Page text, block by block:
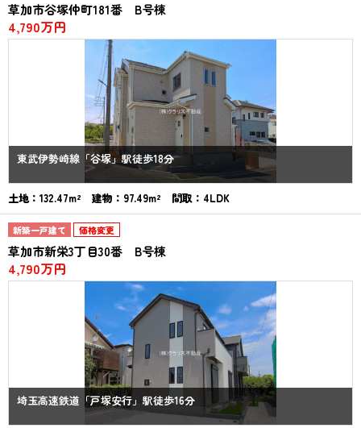
草加市谷塚仲町181番 B号棟
4,790万円
東武伊勢崎線「谷塚」駅徒歩18分
土地：132.47m² 建物：97.49m² 間取：4LDK
新築一戸建て 価格変更
草加市新栄3丁目30番 B号棟
4,790万円
埼玉高速鉄道「戸塚安行」駅徒歩16分